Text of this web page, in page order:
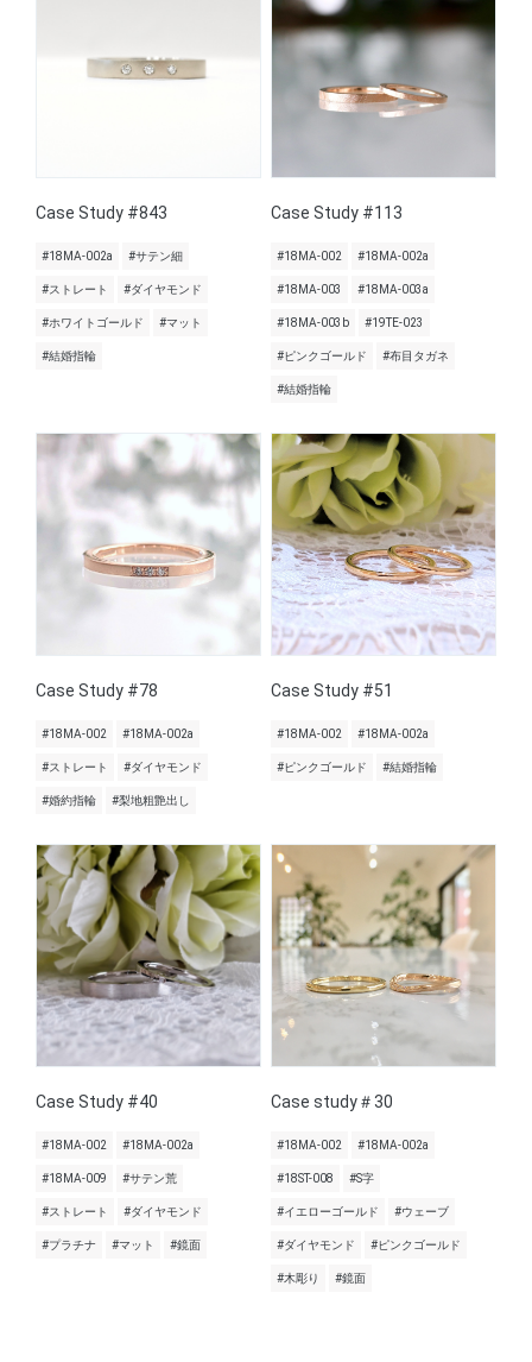
Case Study #843
#18MA-002a #サテン細
#ストレート #ダイヤモンド
#ホワイトゴールド #マット
#結婚指輪
Case Study #113
#18MA-002 #18MA-002a
#18MA-003 #18MA-003a
#18MA-003b #19TE-023
#ピンクゴールド #布目タガネ
#結婚指輪
Case Study #78
#18MA-002 #18MA-002a
#ストレート #ダイヤモンド
#婚約指輪 #梨地粗艶出し
Case Study #51
#18MA-002 #18MA-002a
#ピンクゴールド #結婚指輪
Case Study #40
#18MA-002 #18MA-002a
#18MA-009 #サテン荒
#ストレート #ダイヤモンド
#プラチナ #マット #鏡面
Case study＃30
#18MA-002 #18MA-002a
#18ST-008 #S字
#イエローゴールド #ウェーブ
#ダイヤモンド #ピンクゴールド
#木彫り #鏡面